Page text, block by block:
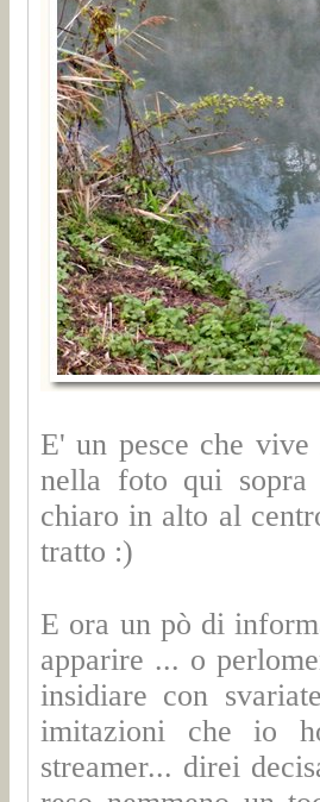
E' un pesce che
nella foto qui sopra
chiaro in alto al
tratto :)
E ora un pò di
apparire ... o
insidiare con
imitazioni che io
streamer... direi